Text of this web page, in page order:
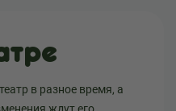
в разное время, а